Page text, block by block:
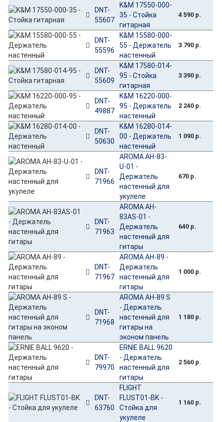
DNT-
55607
K&M 17550-000-
35 - Стойка
гитарная
4 590 р.
DNT-
55596
K&M 15580-000-
55 - Держатель
настенный
3 790 р.
DNT-
55609
K&M 17580-014-
95 - Стойка
гитарная
3 390 р.
DNT-
49887
K&M 16220-000-
95 - Держатель
настенный
2 240 р.
DNT-
50630
K&M 16280-014-
00 - Держатель
настенный
1 090 р.
DNT-
71966
AROMA AH-83-
U-01 -
Держатель
настенный для
укулеле
670 р.
DNT-
71963
AROMA AH-
83AS-01 -
Держатель
настенный для
гитары
640 р.
DNT-
71967
AROMA AH-89 -
Держатель
настенный для
гитары
1 000 р.
DNT-
71968
AROMA AH-89 S
- Держатель
настенный для
гитары на
эконом панель
1 180 р.
DNT-
79970
ERNIE BALL 9620
- Держатель
настенный для
гитары
2 560 р.
DNT-
63760
FLIGHT
FLUST01-BK -
Стойка для
укулеле
1 160 р.